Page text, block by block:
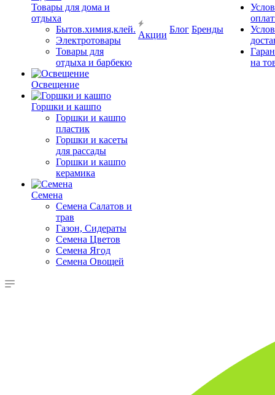
Товары для дома и
отдыха
Бытов.химия,клей.
Электротовары
Товары для
отдыха и барбекю
Освещение
Горшки и кашпо
Горшки и кашпо
пластик
Горшки и касеты
для рассады
Горшки и кашпо
керамика
Семена
Семена Салатов и
трав
Газон, Сидераты
Семена Цветов
Семена Ягод
Семена Овощей
Акции
Блог Бренды
на